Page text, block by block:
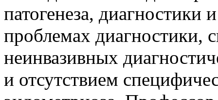
патогенеза, диагностики
проблемах диагностики,
неинвазивных
и отсутствием